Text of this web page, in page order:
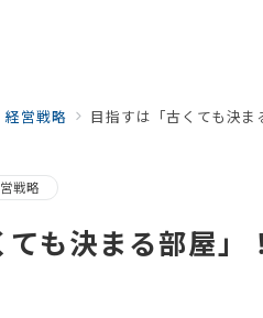
経営戦略 目指すは「古くても決
戦略
も決まる部屋